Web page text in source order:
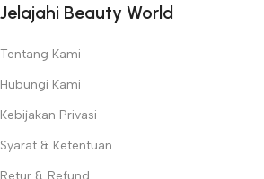
Jelajahi Beauty World
Tentang Kami
Hubungi Kami
Kebijakan Privasi
Syarat & Ketentuan
Retur & Refund